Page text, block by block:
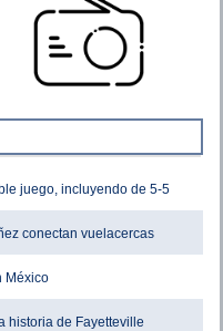
juego, incluyendo de 5-5
conectan vuelacercas
México
historia de Fayetteville